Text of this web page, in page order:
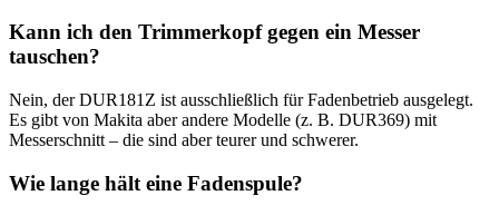
Kann ich den Trimmerkopf gegen ein Messer
tauschen?
Nein, der DUR181Z ist ausschließlich für Fadenbetrieb ausgelegt.
Es gibt von Makita aber andere Modelle (z. B. DUR369) mit
Messerschnitt – die sind aber teurer und schwerer.
Wie lange hält eine Fadenspule?